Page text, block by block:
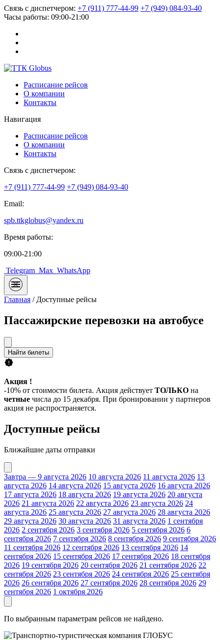
Связь с диспетчером: +7 (911) 777-44-99 +7 (949) 084-93-40
Часы работы: 09:00-21:00
Расписание рейсов
О компании
Контакты
Навигация
Расписание рейсов
О компании
Контакты
Связь с диспетчером:
+7 (911) 777-44-99 +7 (949) 084-93-40
Email:
spb.ttkglobus@yandex.ru
Время работы:
09:00-21:00
Telegram Max WhatsApp
Главная / Доступные рейсы
Пассажирские перевозки на автобусе
Найти билеты
Акция !
-10% от стоимости билета. Акция действует ТОЛЬКО на
четные числа до 15 декабря. При бронировании у партнеров
акция не распространяется.
Доступные рейсы
Ближайшие даты отправки
Завтра — 9 августа 2026 10 августа 2026 11 августа 2026 13
августа 2026 14 августа 2026 15 августа 2026 16 августа 2026
17 августа 2026 18 августа 2026 19 августа 2026 20 августа
2026 21 августа 2026 22 августа 2026 23 августа 2026 24
августа 2026 25 августа 2026 27 августа 2026 28 августа 2026
29 августа 2026 30 августа 2026 31 августа 2026 1 сентября
2026 2 сентября 2026 3 сентября 2026 5 сентября 2026 6
сентября 2026 7 сентября 2026 8 сентября 2026 9 сентября 2026
11 сентября 2026 12 сентября 2026 13 сентября 2026 14
сентября 2026 15 сентября 2026 17 сентября 2026 18 сентября
2026 19 сентября 2026 20 сентября 2026 21 сентября 2026 22
сентября 2026 23 сентября 2026 24 сентября 2026 25 сентября
2026 26 сентября 2026 27 сентября 2026 28 сентября 2026 29
сентября 2026 1 октября 2026
По выбранным параметрам рейсов не найдено.